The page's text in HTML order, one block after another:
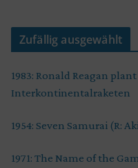
Zufällig ausgewählt
1983: Ronald Reagan
Interkontinentalraketen
1954: Seven Samurai (R:
1971: The Name of the